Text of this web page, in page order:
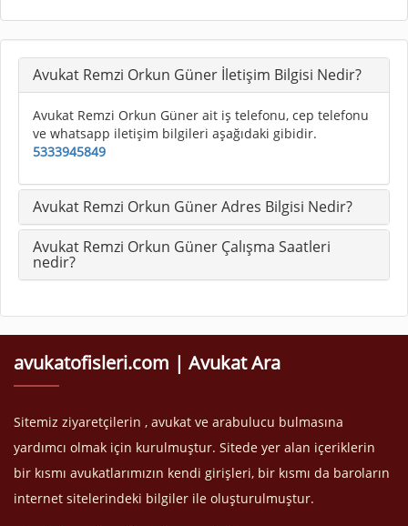
Avukat Remzi Orkun Güner İletişim Bilgisi Nedir?
Avukat Remzi Orkun Güner ait iş telefonu, cep telefonu
ve whatsapp iletişim bilgileri aşağıdaki gibidir.
5333945849
Avukat Remzi Orkun Güner Adres Bilgisi Nedir?
Avukat Remzi Orkun Güner Çalışma Saatleri
nedir?
avukatofisleri.com | Avukat Ara
Sitemiz ziyaretçilerin , avukat ve arabulucu bulmasına
yardımcı olmak için kurulmuştur. Sitede yer alan içeriklerin
bir kısmı avukatlarımızın kendi girişleri, bir kısmı da baroların
internet sitelerindeki bilgiler ile oluşturulmuştur.